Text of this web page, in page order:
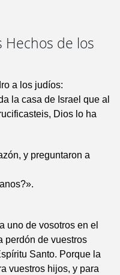
Hechos de los
a los judíos:
la casa de Israel que al
Dios lo ha
y preguntaron a
uno de vosotros en el
perdón de vuestros
Santo. Porque la
vuestros hijos, y para